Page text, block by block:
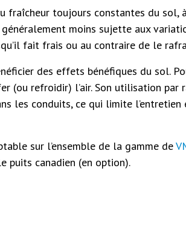
fraîcheur toujours constantes du sol,
moins sujette aux
fait frais ou au contraire de le
des effets bénéfiques du sol.
(ou refroidir) l’air. Son utilisation par
les conduits, ce qui limite
sur l’ensemble de la gamme de
puits canadien (en option).